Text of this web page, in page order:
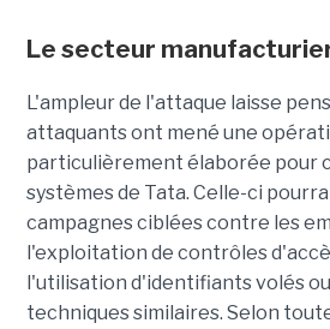
Le secteur
L'ampleur de l'attaque laisse
attaquants ont mené une
particulièrement élaborée pour
systèmes de Tata. Celle-ci
campagnes ciblées contre les
l'exploitation de contrôles
l'utilisation d'identifiants volés
techniques similaires. Selon